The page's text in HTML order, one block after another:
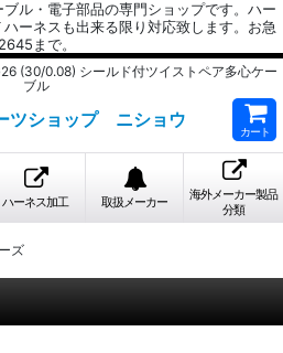
ル・電子部品の専門ショップです。ハー
ーネスも出来る限り対応致します。お急
まで。
(30/0.08) シールド付ツイストペア多心ケー
ブル
ツショップ ニショウ
カート
ハーネス加工 取扱メーカー
海外メーカー製品
分類
ズ